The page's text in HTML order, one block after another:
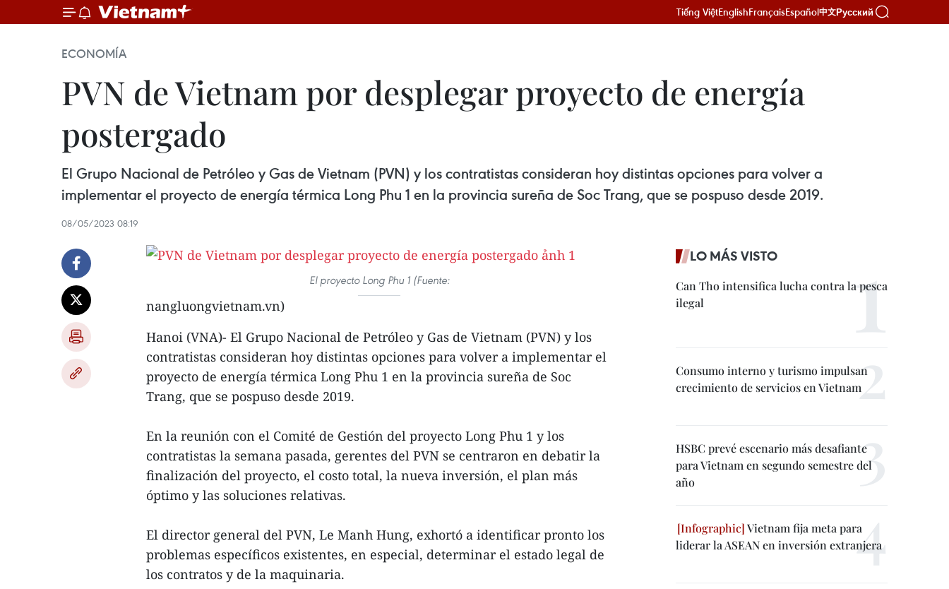
Tiếng ViệtEnglishFrançaisEspañol中文Русский
ECONOMÍA
PVN de Vietnam por desplegar proyecto de energía
postergado
El Grupo Nacional de Petróleo y Gas de Vietnam (PVN) y los contratistas consideran hoy distintas opciones para volver a
implementar el proyecto de energía térmica Long Phu 1 en la provincia sureña de Soc Trang, que se pospuso desde 2019.
08/05/2023 08:19
El proyecto Long Phu 1 (Fuente:
nangluongvietnam.vn)
Hanoi (VNA)- El Grupo Nacional de Petróleo y Gas de Vietnam (PVN) y los
contratistas consideran hoy distintas opciones para volver a implementar el
proyecto de energía térmica Long Phu 1 en la provincia sureña de Soc
Trang, que se pospuso desde 2019.
En la reunión con el Comité de Gestión del proyecto Long Phu 1 y los
contratistas la semana pasada, gerentes del PVN se centraron en debatir la
finalización del proyecto, el costo total, la nueva inversión, el plan más
óptimo y las soluciones relativas.
El director general del PVN, Le Manh Hung, exhortó a identificar pronto los
problemas específicos existentes, en especial, determinar el estado legal de
los contratos y de la maquinaria.
LO MÁS VISTO
Can Tho intensifica lucha contra la pesca
ilegal
Consumo interno y turismo impulsan
crecimiento de servicios en Vietnam
HSBC prevé escenario más desafiante
para Vietnam en segundo semestre del
año
Vietnam fija meta para
liderar la ASEAN en inversión extranjera